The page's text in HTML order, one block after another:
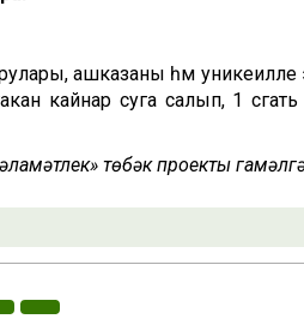
ашказаны һәм уникеилле
кайнар суга салып, 1 сәгать
төбәк проекты